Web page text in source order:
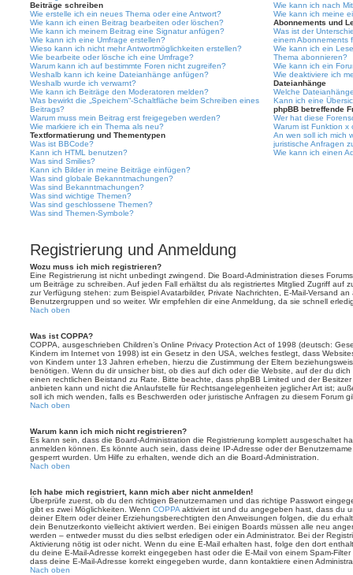
Beiträge schreiben
Wie erstelle ich ein neues Thema oder eine Antwort?
Wie kann ich einen Beitrag bearbeiten oder löschen?
Wie kann ich meinem Beitrag eine Signatur anfügen?
Wie kann ich eine Umfrage erstellen?
Wieso kann ich nicht mehr Antwortmöglichkeiten erstellen?
Wie bearbeite oder lösche ich eine Umfrage?
Warum kann ich auf bestimmte Foren nicht zugreifen?
Weshalb kann ich keine Dateianhänge anfügen?
Weshalb wurde ich verwarnt?
Wie kann ich Beiträge den Moderatoren melden?
Was bewirkt die „Speichern“-Schaltfläche beim Schreiben eines
Beitrags?
Warum muss mein Beitrag erst freigegeben werden?
Wie markiere ich ein Thema als neu?
Textformatierung und Thementypen
Was ist BBCode?
Kann ich HTML benutzen?
Was sind Smilies?
Kann ich Bilder in meine Beiträge einfügen?
Was sind globale Bekanntmachungen?
Was sind Bekanntmachungen?
Was sind wichtige Themen?
Was sind geschlossene Themen?
Was sind Themen-Symbole?
Wie kann ich nach
Wie kann ich meine
Abonnements und
Was ist der
einem Abonnements
Wie kann ich ein
Thema abonnieren?
Wie kann ich ein
Wie deaktiviere ich
Dateianhänge
Welche
Kann ich eine
phpBB betreffende
Wer hat diese
Warum ist Funktion
An wen soll ich mich
juristische Anfragen
Wie kann ich einen
Registrierung und Anmeldung
Wozu muss ich mich registrieren?
Eine Registrierung ist nicht unbedingt zwingend. Die Board-Administration dieses
um Beiträge zu schreiben. Auf jeden Fall erhältst du als registriertes Mitglied Zugriff auf
zur Verfügung stehen: zum Beispiel Avatarbilder, Private Nachrichten, E-Mail-Versand
Benutzergruppen und so weiter. Wir empfehlen dir eine Anmeldung, da sie schnell
Nach oben
Was ist COPPA?
COPPA, ausgeschrieben Children’s Online Privacy Protection Act of 1998 (deutsch:
Kindern im Internet von 1998) ist ein Gesetz in den USA, welches festlegt, dass
von Kindern unter 13 Jahren erheben, hierzu die Zustimmung der Eltern
benötigen. Wenn du dir unsicher bist, ob dies auf dich oder die Website, auf der du
einen rechtlichen Beistand zu Rate. Bitte beachte, dass phpBB Limited und der
anbieten kann und nicht die Anlaufstelle für Rechtsangelegenheiten jeglicher Art ist;
soll ich mich wenden, falls es Beschwerden oder juristische Anfragen zu diesem Forum
Nach oben
Warum kann ich mich nicht registrieren?
Es kann sein, dass die Board-Administration die Registrierung komplett ausgeschaltet
anmelden können. Es könnte auch sein, dass deine IP-Adresse oder der
gesperrt wurden. Um Hilfe zu erhalten, wende dich an die Board-Administration.
Nach oben
Ich habe mich registriert, kann mich aber nicht anmelden!
Überprüfe zuerst, ob du den richtigen Benutzernamen und das richtige Passwort
gibt es zwei Möglichkeiten. Wenn COPPA aktiviert ist und du angegeben hast, dass du
deiner Eltern oder deiner Erziehungsberechtigten den Anweisungen folgen, die du
dein Benutzerkonto vielleicht aktiviert werden. Bei einigen Boards müssen alle neu
werden – entweder musst du dies selbst erledigen oder ein Administrator. Bei der
Aktivierung nötig ist oder nicht. Wenn du eine E-Mail erhalten hast, folge den dort
du deine E-Mail-Adresse korrekt eingegeben hast oder die E-Mail von einem Spam-
dass deine E-Mail-Adresse korrekt eingegeben wurde, dann kontaktiere einen
Nach oben